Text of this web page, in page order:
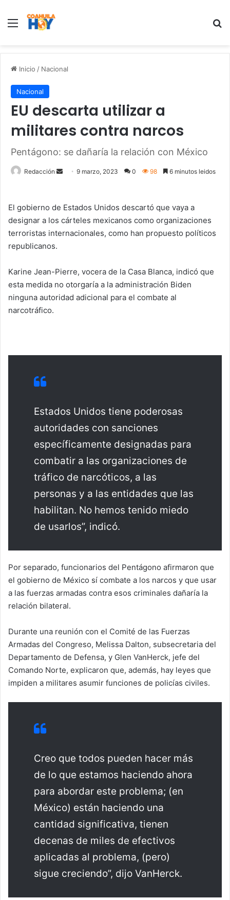
Menu
Inicio / Nacional
Nacional
EU descarta utilizar a
militares contra narcos
Pentágono: se dañaría la relación con México
Redacción
d
a
n
a
i
l
9 marzo, 2023 0 98 6 minutos leidos
El gobierno de Estados Unidos descartó que vaya a
designar a los cárteles mexicanos como organizaciones
terroristas internacionales, como han propuesto políticos
republicanos.
Karine Jean-Pierre, vocera de la Casa Blanca, indicó que
esta medida no otorgaría a la administración Biden
ninguna autoridad adicional para el combate al
narcotráfico.
Estados Unidos tiene poderosas
autoridades con sanciones
específicamente designadas para
combatir a las organizaciones de
tráfico de narcóticos, a las
personas y a las entidades que las
habilitan. No hemos tenido miedo
de usarlos”, indicó.
Por separado, funcionarios del Pentágono afirmaron que
el gobierno de México sí combate a los narcos y que usar
a las fuerzas armadas contra esos criminales dañaría la
relación bilateral.
Durante una reunión con el Comité de las Fuerzas
Armadas del Congreso, Melissa Dalton, subsecretaria del
Departamento de Defensa, y Glen VanHerck, jefe del
Comando Norte, explicaron que, además, hay leyes que
impiden a militares asumir funciones de policías civiles.
Creo que todos pueden hacer más
de lo que estamos haciendo ahora
para abordar este problema; (en
México) están haciendo una
cantidad significativa, tienen
decenas de miles de efectivos
aplicadas al problema, (pero)
sigue creciendo”, dijo VanHerck.